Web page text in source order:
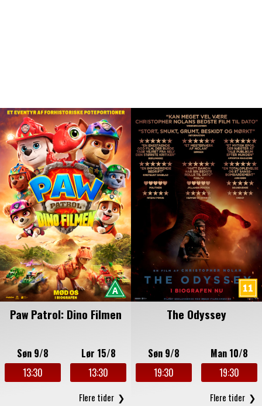
Paw Patrol: Dino Filmen
Søn 9/8
13:30
Lør 15/8
13:30
The Odyssey
Søn 9/8
19:30
Man 10/8
19:30